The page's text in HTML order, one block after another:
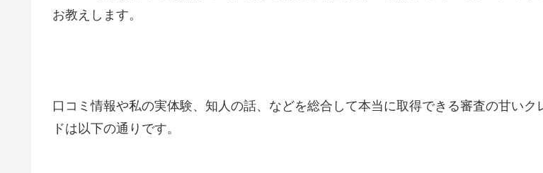
お教えします。
口コミ情報や私の実体験、知人の話、などを総合して本当に取得できる審査の甘いク
ドは以下の通りです。